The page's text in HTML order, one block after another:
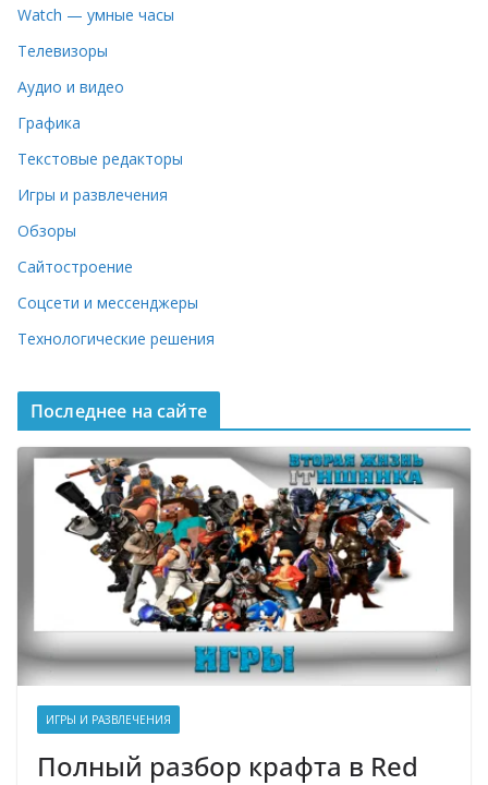
Watch — умные часы
Телевизоры
Аудио и видео
Графика
Текстовые редакторы
Игры и развлечения
Обзоры
Сайтостроение
Соцсети и мессенджеры
Технологические решения
Последнее на сайте
ИГРЫ И РАЗВЛЕЧЕНИЯ
Полный разбор крафта в Red